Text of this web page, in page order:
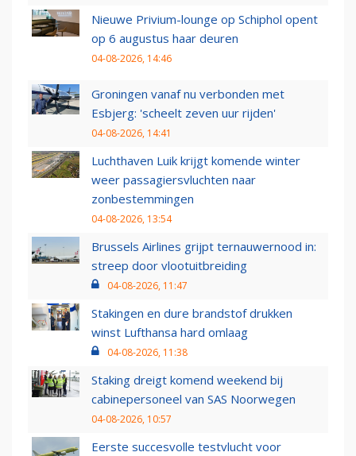
Nieuwe Privium-lounge op Schiphol opent
op 6 augustus haar deuren
04-08-2026, 14:46
Groningen vanaf nu verbonden met
Esbjerg: 'scheelt zeven uur rijden'
04-08-2026, 14:41
Luchthaven Luik krijgt komende winter
weer passagiersvluchten naar
zonbestemmingen
04-08-2026, 13:54
Brussels Airlines grijpt ternauwernood in:
streep door vlootuitbreiding
04-08-2026, 11:47
Stakingen en dure brandstof drukken
winst Lufthansa hard omlaag
04-08-2026, 11:38
Staking dreigt komend weekend bij
cabinepersoneel van SAS Noorwegen
04-08-2026, 10:57
Eerste succesvolle testvlucht voor